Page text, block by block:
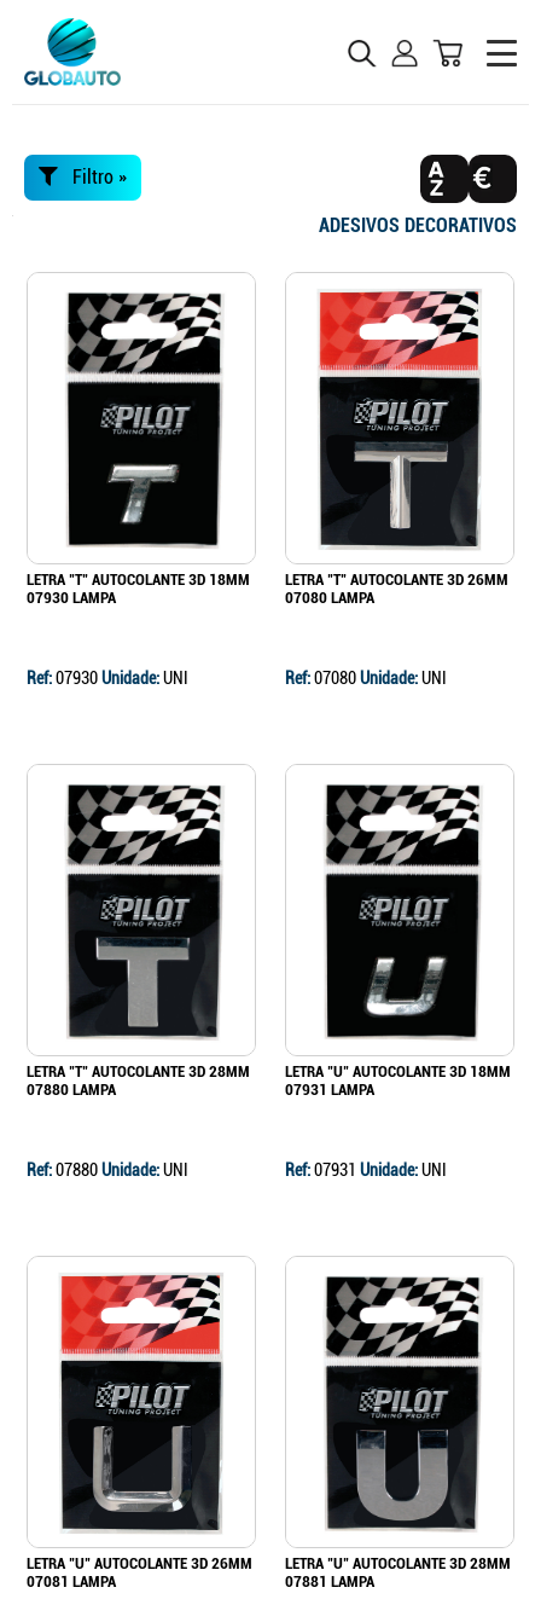
Filtro »
ADESIVOS DECORATIVOS
LETRA "T" AUTOCOLANTE 3D 18MM
07930 LAMPA
Ref:07930Unidade:UNI
LETRA "T" AUTOCOLANTE 3D 26MM
07080 LAMPA
Ref:07080Unidade:UNI
LETRA "T" AUTOCOLANTE 3D 28MM
07880 LAMPA
Ref:07880Unidade:UNI
LETRA "U" AUTOCOLANTE 3D 18MM
07931 LAMPA
Ref:07931 Unidade:UNI
LETRA "U" AUTOCOLANTE 3D 26MM
07081 LAMPA
LETRA "U" AUTOCOLANTE 3D 28MM
07881 LAMPA